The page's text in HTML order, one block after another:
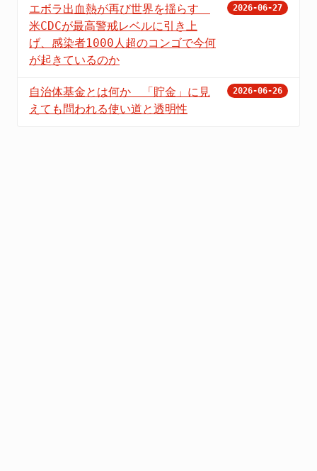
エボラ出血熱が再び世界を揺らす
米CDCが最高警戒レベルに引き上
げ、感染者1000人超のコンゴで今何
が起きているのか
2026-06-27
自治体基金とは何か 「貯金」に見
えても問われる使い道と透明性
2026-06-26